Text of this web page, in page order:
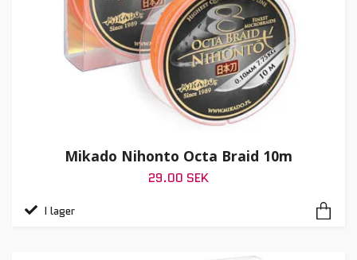
Mikado Nihonto Octa Braid 10m
29.00 SEK
I lager